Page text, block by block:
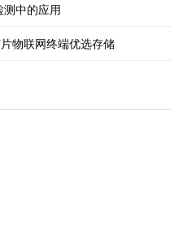
中的应用
物联网终端优选存储